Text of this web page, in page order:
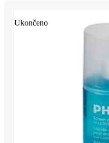
Ukončeno